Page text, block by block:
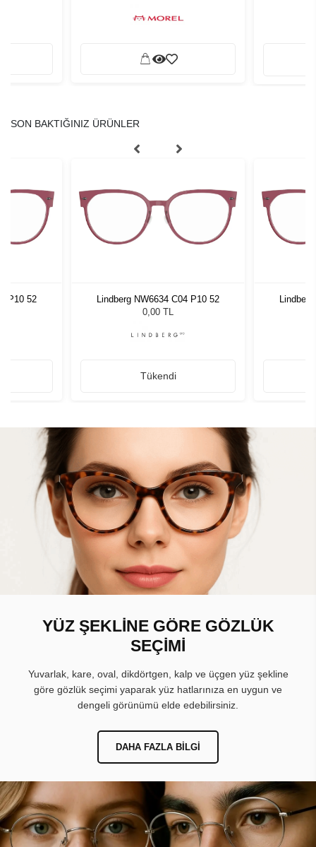
SON BAKTIĞINIZ ÜRÜNLER
P10 52
Lindberg NW6634 C04 P10 52
0,00 TL
Tükendi
YÜZ ŞEKLİNE GÖRE GÖZLÜK
SEÇİMİ
Yuvarlak, kare, oval, dikdörtgen, kalp ve üçgen yüz şekline
göre gözlük seçimi yaparak yüz hatlarınıza en uygun ve
dengeli görünümü elde edebilirsiniz.
DAHA FAZLA BILGI